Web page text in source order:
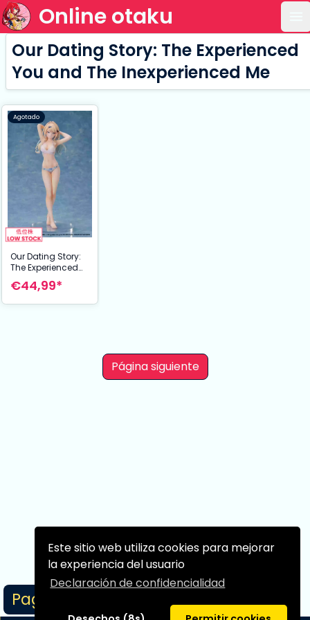
Este sitio web utiliza cookies para mejorar
la experiencia del usuario
Declaración de confidencialidad
Online otaku
Page 1/1
Our Dating Story: The Experienced
You and The Inexperienced Me
Agotado
Our Dating Story:
The Experienced
You and The
Inexperienced Me
€44,99*
Página siguiente